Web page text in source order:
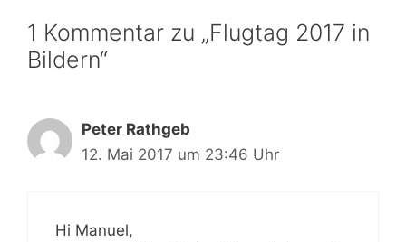
1 Kommentar zu „Flugtag 2017 in
Bildern“
Peter Rathgeb
12. Mai 2017 um 23:46 Uhr
Hi Manuel,